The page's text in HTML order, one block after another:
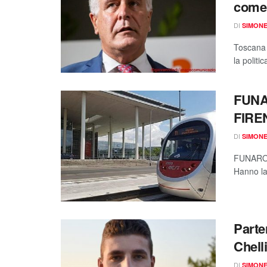
DI
la
DI
Hanno
DI